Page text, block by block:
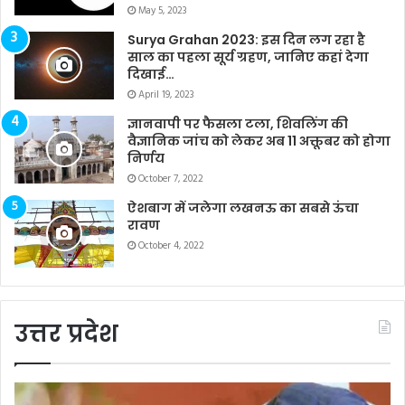
May 5, 2023
Surya Grahan 2023: इस दिन लग रहा है
साल का पहला सूर्य ग्रहण, जानिए कहां देगा
दिखाई…
April 19, 2023
ज्ञानवापी पर फैसला टला, शिवलिंग की
वैज्ञानिक जांच को लेकर अब 11 अक्तूबर को होगा
निर्णय
October 7, 2022
ऐशबाग में जलेगा लखनऊ का सबसे ऊंचा
रावण
October 4, 2022
उत्तर प्रदेश